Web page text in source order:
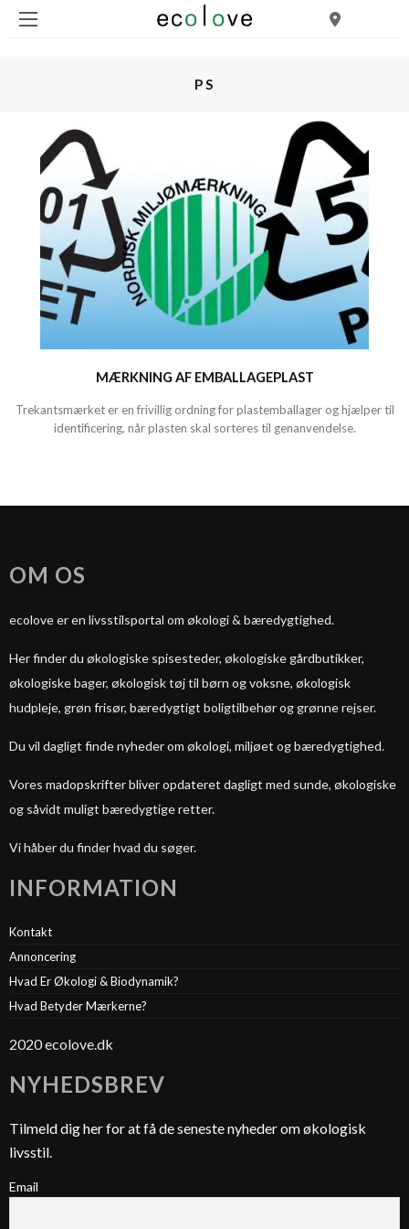
PS
MÆRKNING AF EMBALLAGEPLAST
Trekantsmærket er en frivillig ordning for plastemballager og hjælper til
identificering, når plasten skal sorteres til genanvendelse.
OM OS
ecolove er en livsstilsportal om økologi & bæredygtighed.
Her finder du økologiske spisesteder, økologiske gårdbutikker,
økologiske bager, økologisk tøj til børn og voksne, økologisk
hudpleje, grøn frisør, bæredygtigt boligtilbehør og grønne rejser.
Du vil dagligt finde nyheder om økologi, miljøet og bæredygtighed.
Vores madopskrifter bliver opdateret dagligt med sunde, økologiske
og såvidt muligt bæredygtige retter.
Vi håber du finder hvad du søger.
INFORMATION
Kontakt
Annoncering
Hvad Er Økologi & Biodynamik?
Hvad Betyder Mærkerne?
2020 ecolove.dk
NYHEDSBREV
Tilmeld dig her for at få de seneste nyheder om økologisk
livsstil.
Email